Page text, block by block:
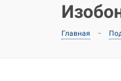
Главная -